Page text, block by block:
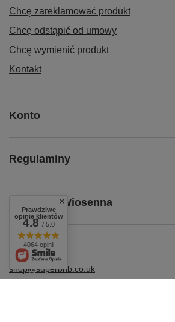
Chcę zareklamować produkt
Chcę odstąpić od umowy
Chcę wymienić produkt
Kontakt
Konto
Regulaminy
Promocja Wiosenna
shop@superbhb.co.uk
Prawdziwe
opinie klientów
4.8/ 5.0
4064 opinii